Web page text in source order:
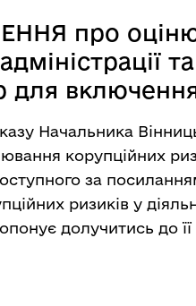
про
для
Начальника
корупційних
за
ризиків у
долучитись до